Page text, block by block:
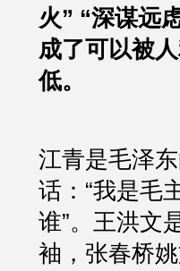
火” “深谋远
成了可以被
低。
江青是毛泽
话：“我是毛
谁”。王洪文
袖，张春桥